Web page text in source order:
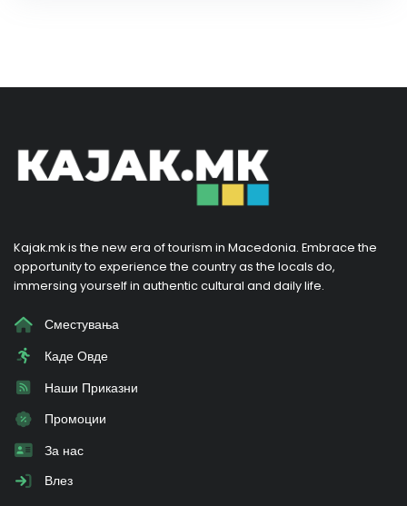
Kajak.mk is the new era of tourism in Macedonia. Embrace the
opportunity to experience the country as the locals do,
immersing yourself in authentic cultural and daily life.
Сместувања
Каде Овде
Наши Приказни
Промоции
За нас
Влез